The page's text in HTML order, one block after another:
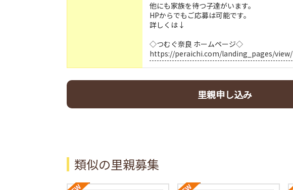
他にも家族を待つ子達がいます。
HPからでもご応募は可能です。
詳しくは↓
◇つむぐ奈良 ホームページ◇
https://peraichi.com/landing_pages/view/
里親申し込み
類似の里親募集